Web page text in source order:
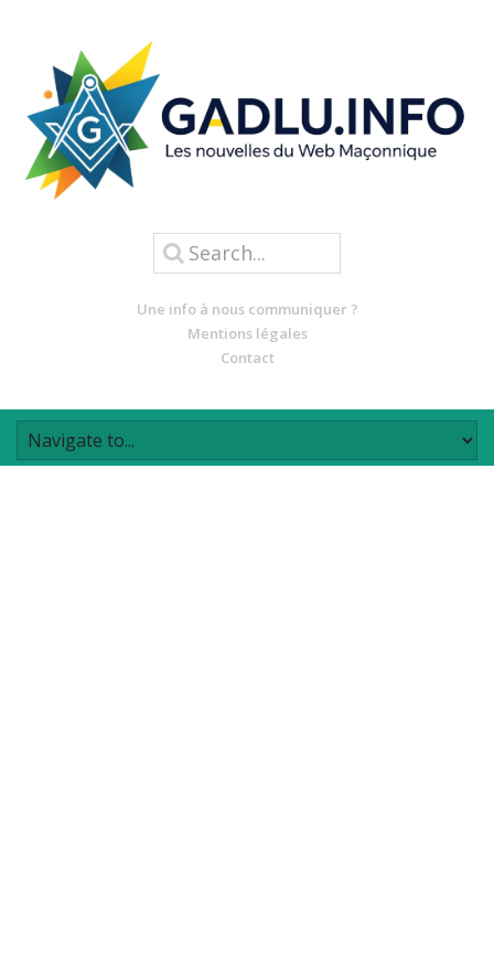
Une info à nous communiquer ?
Mentions légales
Contact